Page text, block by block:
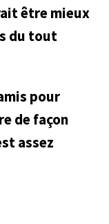
être mieux
du tout
pour
de façon
assez